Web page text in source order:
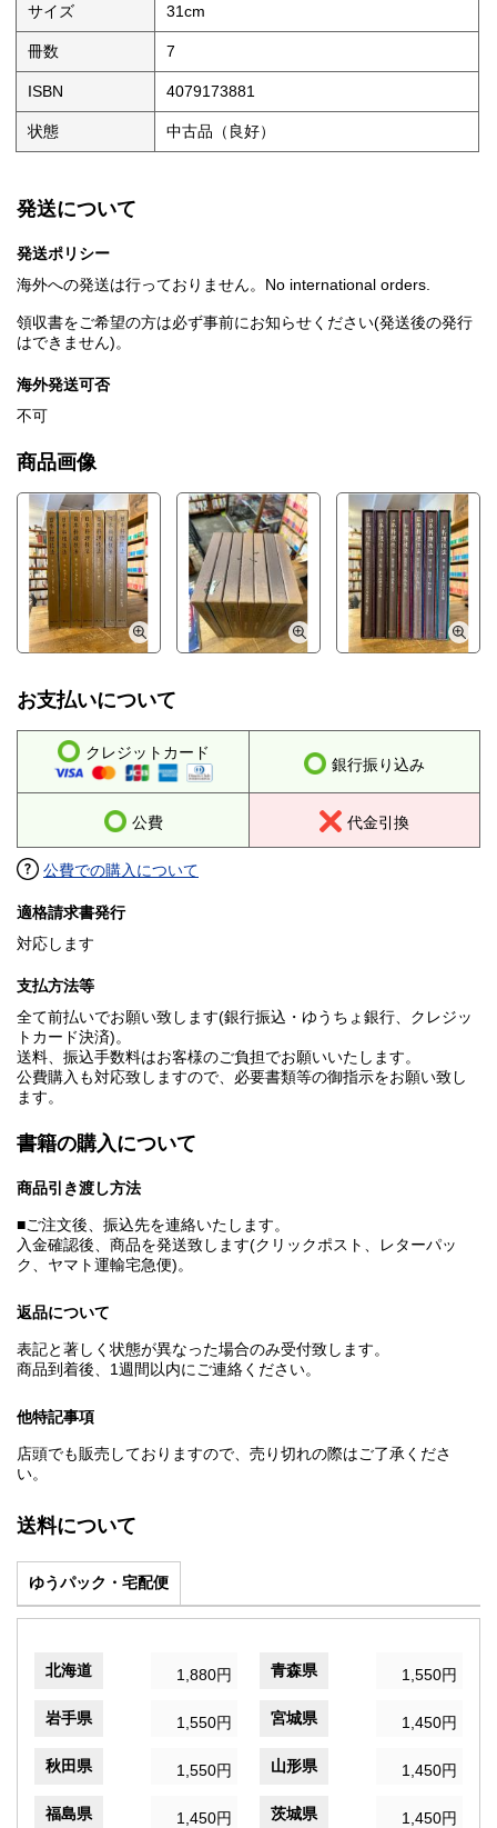
サイズ 31cm
冊数 7
ISBN 4079173881
状態 中古品（良好）
発送について
発送ポリシー
海外への発送は行っておりません。No international orders.
領収書をご希望の方は必ず事前にお知らせください(発送後の発行
はできません)。
海外発送可否
不可
商品画像
お支払いについて
クレジットカード
銀行振り込み
公費 代金引換
公費での購入について
適格請求書発行
対応します
支払方法等
全て前払いでお願い致します(銀行振込・ゆうちょ銀行、クレジッ
トカード決済)。
送料、振込手数料はお客様のご負担でお願いいたします。
公費購入も対応致しますので、必要書類等の御指示をお願い致し
ます。
書籍の購入について
商品引き渡し方法
■ご注文後、振込先を連絡いたします。
入金確認後、商品を発送致します(クリックポスト、レターパッ
ク、ヤマト運輸宅急便)。
返品について
表記と著しく状態が異なった場合のみ受付致します。
商品到着後、1週間以内にご連絡ください。
他特記事項
店頭でも販売しておりますので、売り切れの際はご了承くださ
い。
送料について
ゆうパック・宅配便
北海道 1,880円 青森県 1,550円
岩手県 1,550円 宮城県 1,450円
秋田県 1,550円 山形県 1,450円
福島県 1,450円 茨城県 1,450円